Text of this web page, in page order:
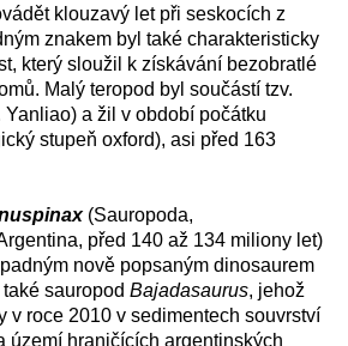
klouzavý let při seskocích z
znakem byl také charakteristicky
který sloužil k získávání bezobratlé
Malý teropod byl součástí tzv.
a žil v období počátku
stupeň oxford), asi před 163
(Sauropoda,
před 140 až 134 miliony let)
nově popsaným dinosaurem
sauropod Bajadasaurus, jehož
v roce 2010 v sedimentech souvrství
území hraničících argentinských